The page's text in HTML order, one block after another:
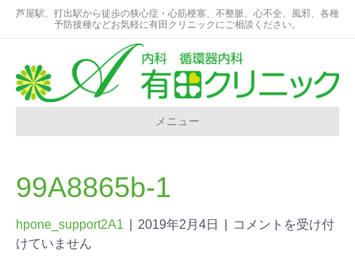
芦屋駅、打出駅から徒歩の狭心症・心筋梗塞、不整脈、心不全、風邪、各種
予防接種などお気軽に有田クリニックにご相談ください。
メニュー
99A8865b-1
hpone_support2A1 2019年2月4日
コメントを受け付
けていません